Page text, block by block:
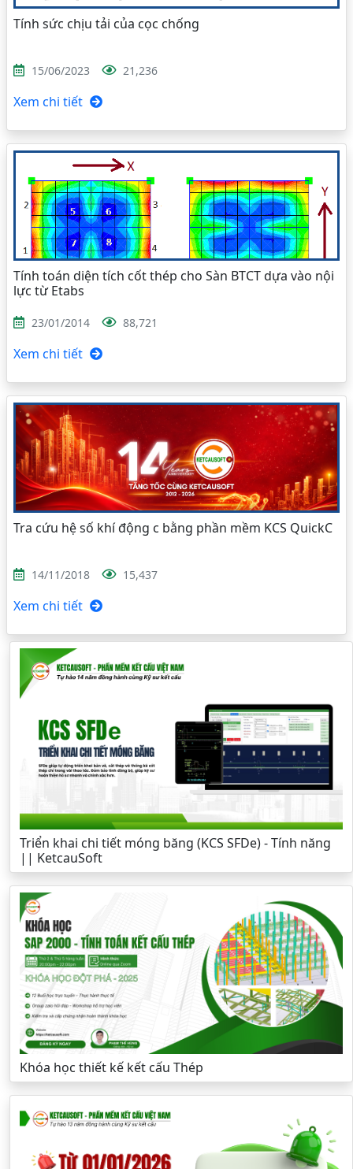
Tính sức chịu tải của cọc chống
15/06/2023 21,236
Xem chi tiết
Tính toán diện tích cốt thép cho Sàn BTCT dựa vào nội
lực từ Etabs
23/01/2014 88,721
Xem chi tiết
Tra cứu hệ số khí động c bằng phần mềm KCS QuickC
14/11/2018 15,437
Xem chi tiết
Triển khai chi tiết móng băng (KCS SFDe) - Tính năng
|| KetcauSoft
Khóa học thiết kế kết cấu Thép